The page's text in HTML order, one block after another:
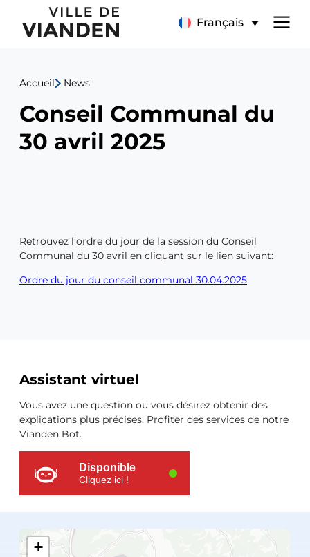
Conseil
Communal
du
30
avril
Français
Menu
navigation
principal
Accueil News
Conseil Communal du
30 avril 2025
Retrouvez l’ordre du jour de la session du Conseil
Communal du 30 avril en cliquant sur le lien suivant:
Ordre du jour du conseil communal 30.04.2025
Ressources
supplémentaires
Assistant virtuel
Vous avez une question ou vous désirez obtenir des
explications plus précises. Profiter des services de notre
Vianden Bot.
Disponible
Cliquez ici !
+